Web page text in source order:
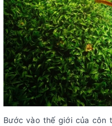
Bước vào thế giới của côn